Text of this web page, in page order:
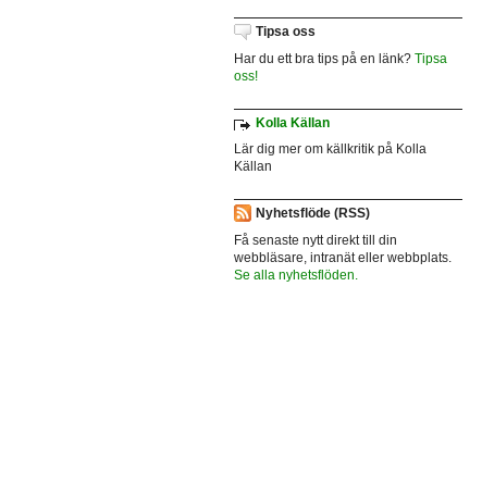
Tipsa oss
Har du ett bra tips på en länk? Tipsa
oss!
Kolla Källan
Lär dig mer om källkritik på Kolla
Källan
Nyhetsflöde (RSS)
Få senaste nytt direkt till din
webbläsare, intranät eller webbplats.
Se alla nyhetsflöden.